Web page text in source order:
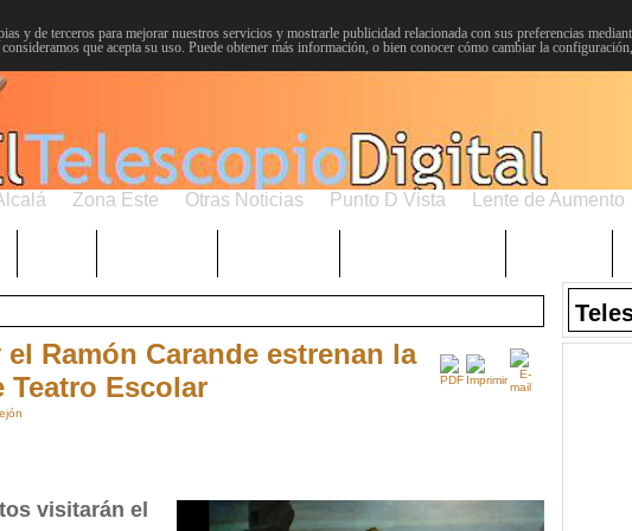
y de terceros para mejorar nuestros servicios y mostrarle publicidad relacionada con sus preferencias
que acepta su uso. Puede obtener más información, o bien conocer cómo cambiar la
Zona Este Otras Noticias Punto D Vista Lente de Aumento
Ramón Carande estrenan la
Teatro Escolar
visitarán el